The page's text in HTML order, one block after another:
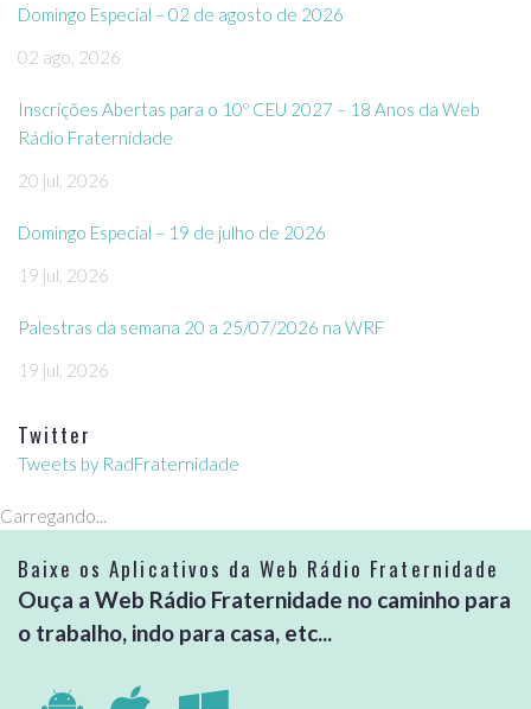
Domingo Especial – 02 de agosto de 2026
02 ago, 2026
Inscrições Abertas para o 10º CEU 2027 – 18 Anos da Web
Rádio Fraternidade
20 jul, 2026
Domingo Especial – 19 de julho de 2026
19 jul, 2026
Palestras da semana 20 a 25/07/2026 na WRF
19 jul, 2026
Twitter
Tweets by RadFraternidade
Carregando...
Baixe os Aplicativos da Web Rádio Fraternidade
Ouça a Web Rádio Fraternidade no caminho para
o trabalho, indo para casa, etc...